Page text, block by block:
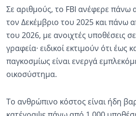
Σε αριθμούς, το FBI ανέφερε πάνω
τον Δεκέμβριο του 2025 και πάνω
του 2026, με ανοιχτές υποθέσεις
γραφεία· ειδικοί εκτιμούν ότι έως
παγκοσμίως είναι ενεργά
οικοσύστημα.
Το ανθρώπινο κόστος είναι ήδη